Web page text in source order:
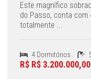
Este magnífico
do Passo, conta com
totalmente ...
4 Dormitórios
R$ R$ 3.200.000,00